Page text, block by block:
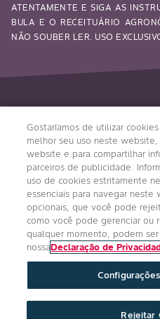
ATENTAMENTE E SIGA AS
BULA E O RECEITUÁRIO
NÃO SOUBER LER. USO
Condições Gerais
Política de
Regulamento Impulso Bayer
Política de Privacidade de
Configurações de Cookies
Gostaríamos de utilizar
melhor seu uso neste website,
website e para compartilhar
parceiros de publicidade.
uso de cookies estritamente
essenciais para navegar
opcionais, que você pode
como você pode gerenciar ou
qualquer momento, podem
nossaDeclaração de
Rejeitar